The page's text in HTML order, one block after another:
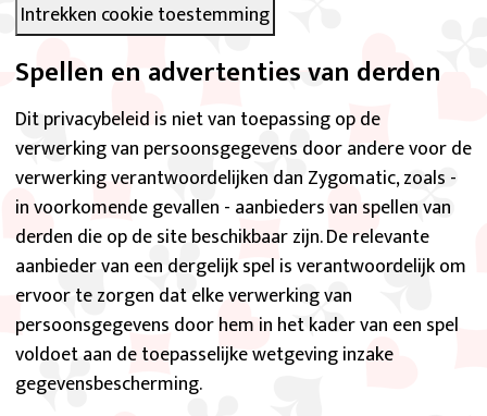
Intrekken cookie toestemming
Spellen en advertenties van derden
Dit privacybeleid is niet van toepassing op de
verwerking van persoonsgegevens door andere voor de
verwerking verantwoordelijken dan Zygomatic, zoals -
in voorkomende gevallen - aanbieders van spellen van
derden die op de site beschikbaar zijn. De relevante
aanbieder van een dergelijk spel is verantwoordelijk om
ervoor te zorgen dat elke verwerking van
persoonsgegevens door hem in het kader van een spel
voldoet aan de toepasselijke wetgeving inzake
gegevensbescherming.